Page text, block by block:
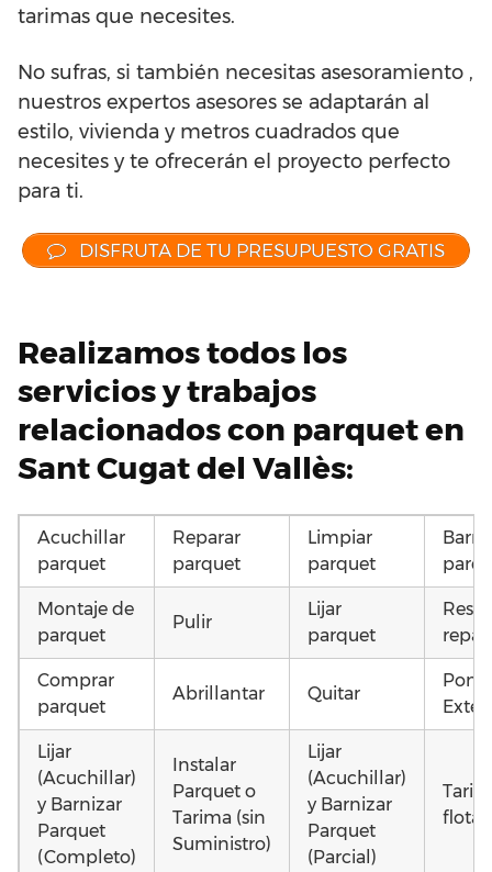
tarimas que necesites.
No sufras, si también necesitas asesoramiento ,
nuestros expertos asesores se adaptarán al
estilo, vivienda y metros cuadrados que
necesites y te ofrecerán el proyecto perfecto
para ti.
DISFRUTA DE TU PRESUPUESTO GRATIS
Realizamos todos los
servicios y trabajos
relacionados con parquet en
Sant Cugat del Vallès:
Acuchillar
parquet
Reparar
parquet
Limpiar
parquet
Montaje de
parquet
Pulir
Lijar
parquet
Comprar
parquet
Abrillantar Quitar
Lijar
(Acuchillar)
y Barnizar
Parquet
(Completo)
Instalar
Parquet o
Tarima (sin
Suministro)
Lijar
(Acuchillar)
y Barnizar
Parquet
(Parcial)